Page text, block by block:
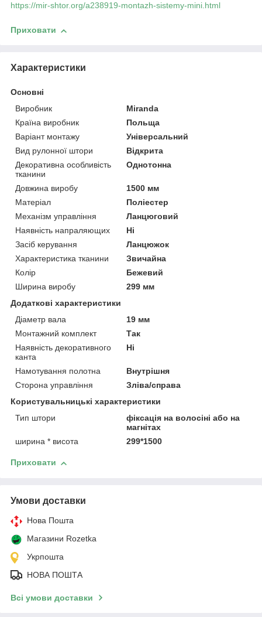
https://mir-shtor.org/a238919-montazh-sistemy-mini.html
Приховати
Характеристики
Основні
Виробник
Miranda
Країна виробник
Польща
Варіант монтажу
Універсальний
Вид рулонної штори
Відкрита
Декоративна особливість
тканини
Однотонна
Довжина виробу
1500 мм
Матеріал
Поліестер
Механізм управління
Ланцюговий
Наявність напраляющих
Ні
Засіб керування
Ланцюжок
Характеристика тканини
Звичайна
Колір
Бежевий
Ширина виробу
299 мм
Додаткові характеристики
Діаметр вала
19 мм
Монтажний комплект
Так
Наявність декоративного
канта
Ні
Намотування полотна
Внутрішня
Сторона управління
Зліва/справа
Користувальницькі характеристики
Тип штори
фіксація на волосіні або на
магнітах
ширина * висота
299*1500
Приховати
Умови доставки
Нова Пошта
Магазини Rozetka
Укрпошта
НОВА ПОШТА
Всі умови доставки